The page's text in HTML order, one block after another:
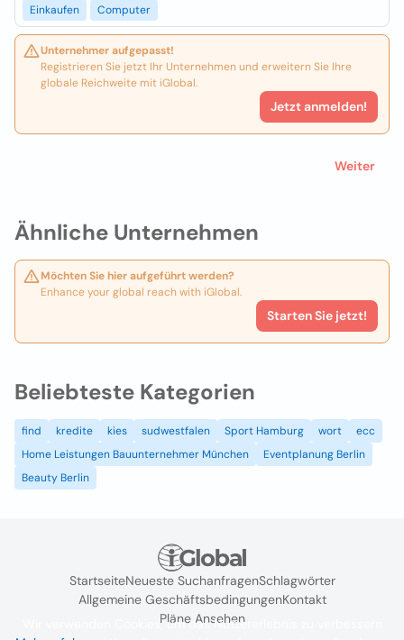
Ähnliche Unternehmen
Möchten Sie hier aufgeführt werden?
Enhance your global reach with iGlobal.
Starten Sie jetzt!
Einkaufen
Computer
Unternehmer aufgepasst!
Registrieren Sie jetzt Ihr Unternehmen und erweitern Sie Ihre
globale Reichweite mit iGlobal.
Jetzt anmelden!
Weiter
Beliebteste Kategorien
find kredite kies sudwestfalen Sport Hamburg wort
ecc
Home Leistungen Bauunternehmer München
Eventplanung Berlin
Beauty Berlin
StartseiteNeueste SuchanfragenSchlagwörter
Allgemeine GeschäftsbedingungenKontakt
Pläne Ansehen
Wir verwenden Cookies, um das Nutzererlebnis zu verbessern